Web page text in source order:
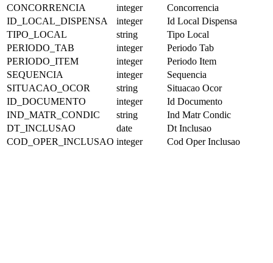
CONCORRENCIA
integer
Concorrencia
ID_LOCAL_DISPENSA
integer
Id Local Dispensa
TIPO_LOCAL
string
Tipo Local
PERIODO_TAB
integer
Periodo Tab
PERIODO_ITEM
integer
Periodo Item
SEQUENCIA
integer
Sequencia
SITUACAO_OCOR
string
Situacao Ocor
ID_DOCUMENTO
integer
Id Documento
IND_MATR_CONDIC
string
Ind Matr Condic
DT_INCLUSAO
date
Dt Inclusao
COD_OPER_INCLUSAO integer Cod Oper Inclusao